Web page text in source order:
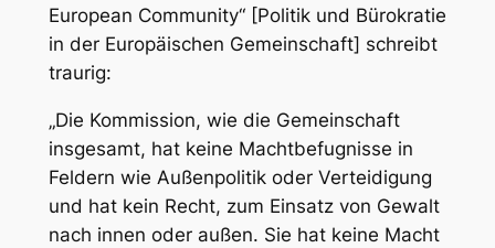
European Community“ [Politik und Bürokratie
in der Europäischen Gemeinschaft] schreibt
traurig:
„Die Kommission, wie die Gemeinschaft
insgesamt, hat keine Machtbefugnisse in
Feldern wie Außenpolitik oder Verteidigung
und hat kein Recht, zum Einsatz von Gewalt
nach innen oder außen. Sie hat keine Macht